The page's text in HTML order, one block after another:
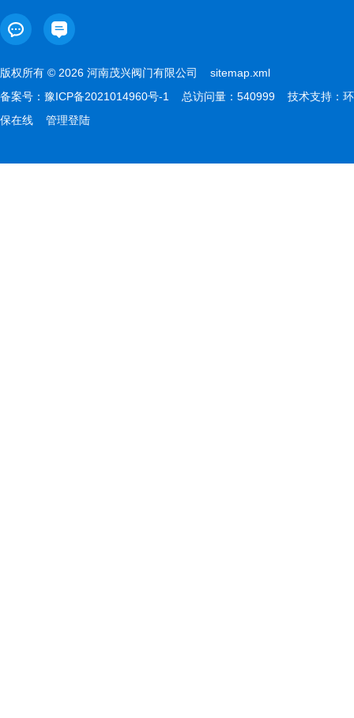
版权所有 © 2026 河南茂兴阀门有限公司 sitemap.xml
备案号： 豫ICP备2021014960号-1 总访问量：540999 技术支持： 环
保在线
管理登陆